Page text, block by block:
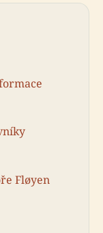
Fløyen